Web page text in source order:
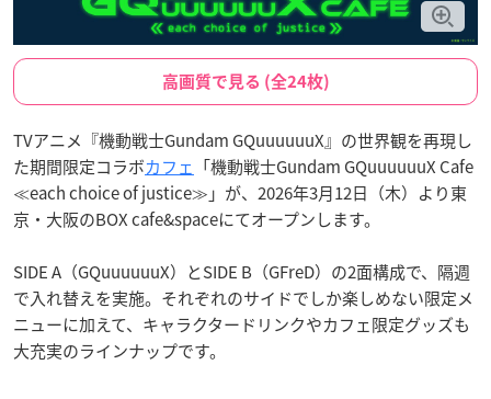
高画質で見る (全24枚)
TVアニメ『機動戦士Gundam GQuuuuuuX』の世界観を再現し
た期間限定コラボカフェ 「機動戦士Gundam GQuuuuuuX Cafe
≪each choice of justice≫」が、2026年3月12日（木）より東
京・大阪のBOX cafe&spaceにてオープンします。
SIDE A（GQuuuuuuX）とSIDE B（GFreD）の2面構成で、隔週
で入れ替えを実施。それぞれのサイドでしか楽しめない限定メ
ニューに加えて、キャラクタードリンクやカフェ限定グッズも
大充実のラインナップです。